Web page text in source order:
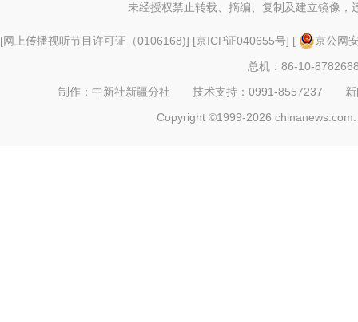
未经授权禁止转载、摘编、复制及建立镜像，
[网上传播视听节目许可证（0106168)] [京ICP证040655号] [
京公网
总机：86-10-
制作：中新社新疆分社 技术支持：0991-8557237
Copyright ©1999-2026